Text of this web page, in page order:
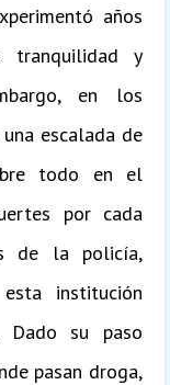
años
tranquilidad y
en los
escalada de
todo en el
por cada
de la policía,
institución
Dado su paso
pasan droga,